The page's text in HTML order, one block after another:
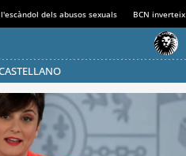
dels abusos sexuals BCN
estalvi